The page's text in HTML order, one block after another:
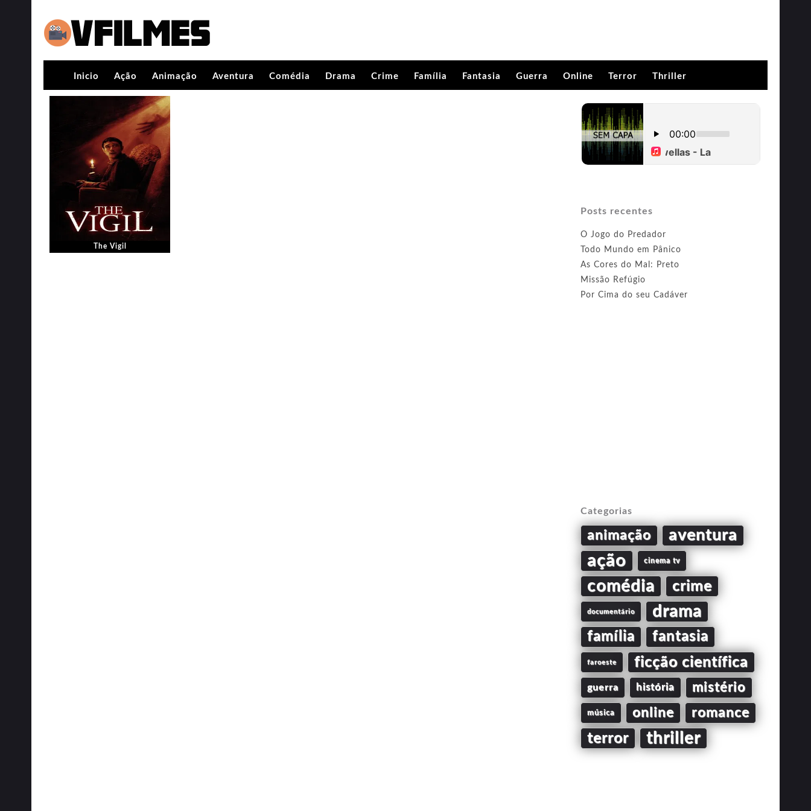
Inicio Ação Animação Aventura Comédia Drama Crime Família Fantasia Guerra Online Terror Thriller
The Vigil
Posts recentes
O Jogo do Predador
Todo Mundo em Pânico
As Cores do Mal: Preto
Missão Refúgio
Por Cima do seu Cadáver
Categorias
animação aventura
ação cinema tv
comédia crime
documentário drama
família fantasia
faroeste ficção científica
guerra história mistério
música online romance
terror thriller